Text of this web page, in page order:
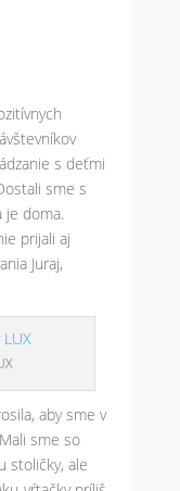
s deťmi
sme s
je doma.
prijali aj
Juraj,
aby sme v
sme so
stoličky, ale